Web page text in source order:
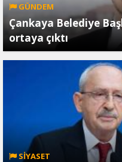
GÜNDEM
Çankaya Belediye
ortaya çıktı
SİYASET